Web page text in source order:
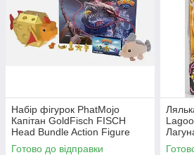
Набір фігурок PhatMojo
Капітан GoldFisch FISCH
Head Bundle Action Figure
Playset
Готово до відправки